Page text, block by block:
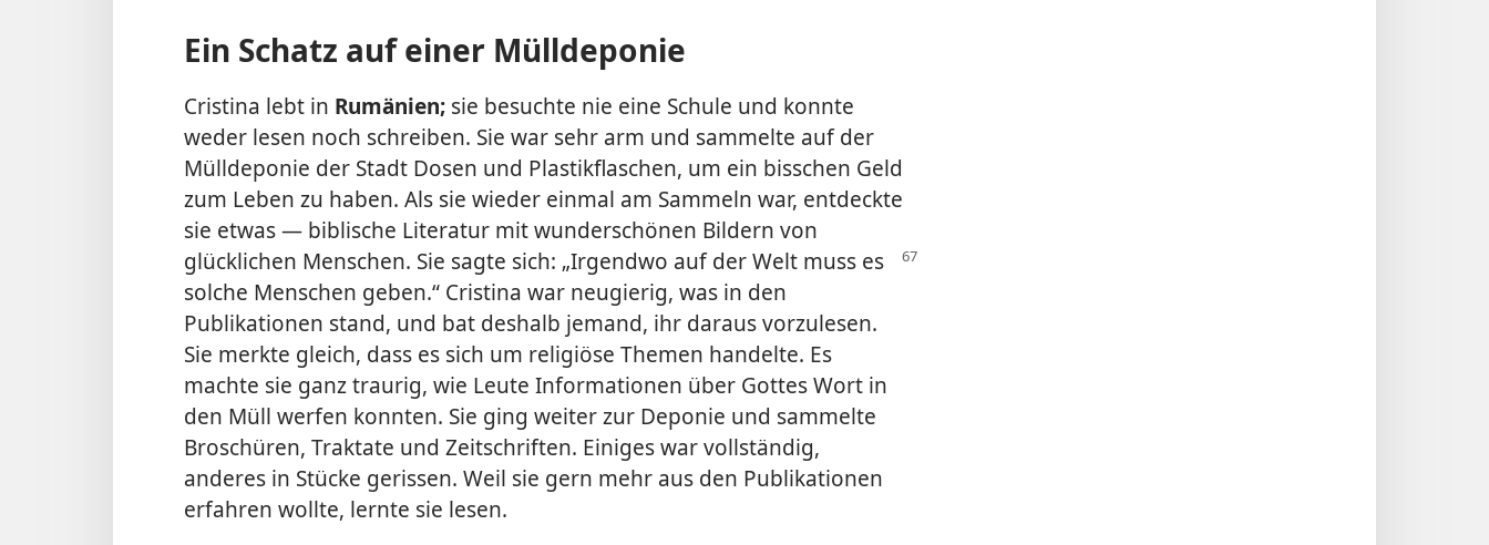
Ein Schatz auf einer Mülldeponie
Cristina lebt in Rumänien; sie besuchte nie eine Schule und konnte
weder lesen noch schreiben. Sie war sehr arm und sammelte auf der
Mülldeponie der Stadt Dosen und Plastikflaschen, um ein bisschen Geld
zum Leben zu haben. Als sie wieder einmal am Sammeln war, entdeckte
sie etwas — biblische Literatur mit wunderschönen Bildern von
glücklichen Menschen. Sie sagte sich: „Irgendwo auf der Welt muss es
solche Menschen geben.“ Cristina war neugierig, was in den
Publikationen stand, und bat deshalb jemand, ihr daraus vorzulesen.
Sie merkte gleich, dass es sich um religiöse Themen handelte. Es
machte sie ganz traurig, wie Leute Informationen über Gottes Wort in
den Müll werfen konnten. Sie ging weiter zur Deponie und sammelte
Broschüren, Traktate und Zeitschriften. Einiges war vollständig,
anderes in Stücke gerissen. Weil sie gern mehr aus den Publikationen
erfahren wollte, lernte sie lesen.